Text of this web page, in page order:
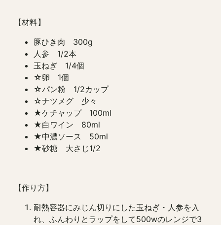
【材料】
豚ひき肉 300g
人参 1/2本
玉ねぎ 1/4個
☆卵 1個
☆パン粉 1/2カップ
☆ナツメグ 少々
★ケチャップ 100ml
★白ワイン 80ml
★中濃ソース 50ml
★砂糖 大さじ1/2
【作り方】
耐熱容器にみじん切りにした玉ねぎ・人参を入
れ、ふんわりとラップをして500wのレンジで3